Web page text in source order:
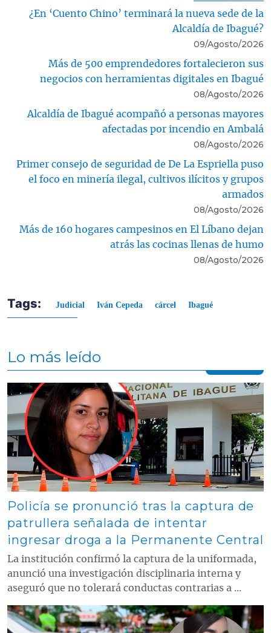
¿En ‘Cuento Chino’ terminará la nueva sede de la
Alcaldía de Ibagué?
09/Agosto/2026
Más de 500 emprendedores fortalecieron sus
negocios con herramientas digitales en Ibagué
08/Agosto/2026
Alcaldía de Ibagué acompañó a personas mayores
afectadas por incendio en Ambalá
08/Agosto/2026
Primer consejo de seguridad de De La Espriella puso
el foco en minería ilegal, cultivos ilícitos y grupos
armados
08/Agosto/2026
Más de 160 hogares campesinos en El Líbano dejan
atrás las cocinas llenas de humo
08/Agosto/2026
Tags: Judicial Iván Cepeda cárcel Ibagué
Lo más leído
Contenido multimedia principal
Policía se pronunció tras la captura de
patrullera señalada de intentar
ingresar droga a la Permanente Central
La institución confirmó la captura de la uniformada,
anunció una investigación disciplinaria interna y
aseguró que no tolerará conductas contrarias a ...
Contenido multimedia principal